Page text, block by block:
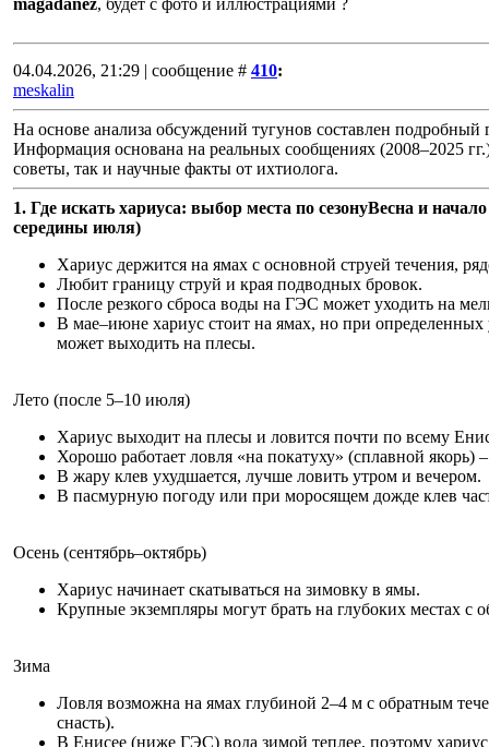
magadanez, будет с фото и иллюстрациями ?
04.04.2026, 21:29 | сообщение # 410:
meskalin
На основе анализа обсуждений тугунов составлен подробный
Информация основана на реальных сообщениях (2008–2025
советы, так и научные факты от ихтиолога.
1. Где искать хариуса: выбор места по сезонуВесна и
середины июля)
Хариус держится на ямах с основной струей течения,
Любит границу струй и края подводных бровок.
После резкого сброса воды на ГЭС может уходить на
В мае–июне хариус стоит на ямах, но при
может выходить на плесы.
Лето (после 5–10 июля)
Хариус выходит на плесы и ловится почти по всему
Хорошо работает ловля «на покатуху» (сплавной якорь)
В жару клев ухудшается, лучше ловить утром и вечером.
В пасмурную погоду или при моросящем дожде клев
Осень (сентябрь–октябрь)
Хариус начинает скатываться на зимовку в ямы.
Крупные экземпляры могут брать на глубоких местах с
Зима
Ловля возможна на ямах глубиной 2–4 м с обратным
снасть).
В Енисее (ниже ГЭС) вода зимой теплее, поэтому